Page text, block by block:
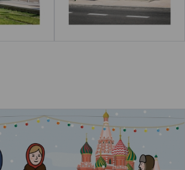
de "Tiendas de caramelos"
acerca de "Supermercado"
Leer más